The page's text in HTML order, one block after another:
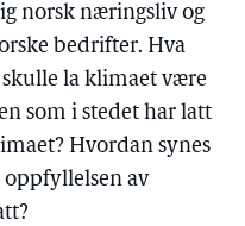
norsk næringsliv og
bedrifter. Hva
la klimaet være
som i stedet har latt
Hvordan synes
av